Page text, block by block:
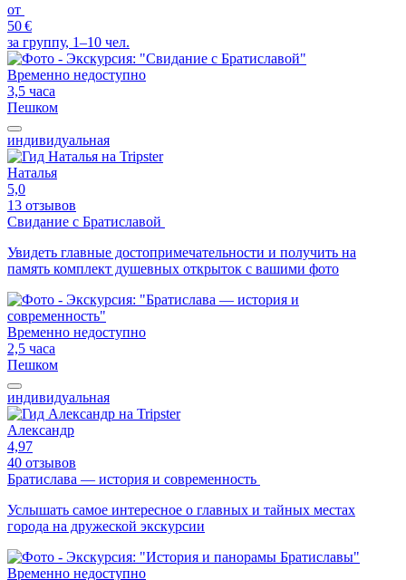
от
50 €
за группу, 1–10 чел.
Временно недоступно
3,5 часа
Пешком
индивидуальная
Наталья
5,0
13 отзывов
Свидание с Братиславой
Увидеть главные достопримечательности и получить на
память комплект душевных открыток с вашими фото
Временно недоступно
2,5 часа
Пешком
индивидуальная
Александр
4,97
40 отзывов
Братислава — история и современность
Услышать самое интересное о главных и тайных местах
города на дружеской экскурсии
Временно недоступно